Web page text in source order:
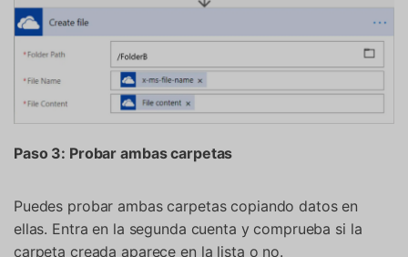
Paso 3: Probar ambas carpetas
Puedes probar ambas carpetas copiando datos en
ellas. Entra en la segunda cuenta y comprueba si la
carpeta creada aparece en la lista o no.